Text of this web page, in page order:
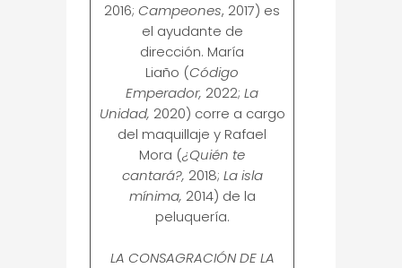
2016; Campeones, 2017) es
el ayudante de
dirección. María
Liaño (Código
Emperador, 2022; La
Unidad, 2020) corre a cargo
del maquillaje y Rafael
Mora (¿Quién te
cantará?, 2018; La isla
mínima, 2014) de la
peluquería.
LA CONSAGRACIÓN DE LA